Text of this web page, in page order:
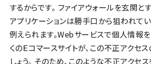
するからです。 ファイアウォールを玄関と
アプリケーションは勝手口から狙われて
例えられます。Webサービスで個人情報
くのＥコマースサイトが、この不正アクセ
しょう。 そのため、このような不正アクセ